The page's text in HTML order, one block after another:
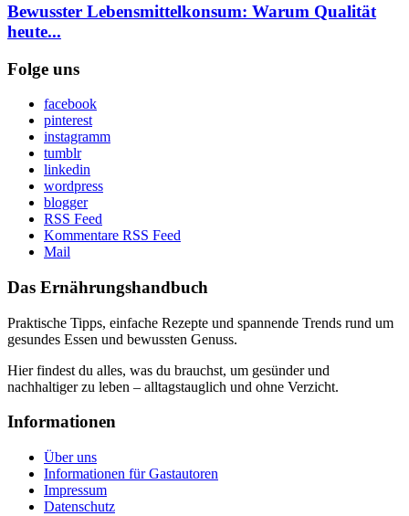
Bewusster Lebensmittelkonsum: Warum Qualität
heute...
Folge uns
facebook
pinterest
instagramm
tumblr
linkedin
wordpress
blogger
RSS Feed
Kommentare RSS Feed
Mail
Das Ernährungshandbuch
Praktische Tipps, einfache Rezepte und spannende Trends rund um
gesundes Essen und bewussten Genuss.
Hier findest du alles, was du brauchst, um gesünder und
nachhaltiger zu leben – alltagstauglich und ohne Verzicht.
Informationen
Über uns
Informationen für Gastautoren
Impressum
Datenschutz